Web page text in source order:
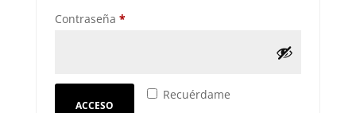
Contraseña *Obligatorio
Recuérdame
ACCESO